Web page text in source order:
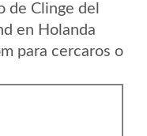
de Clinge del
en Holanda
para cercaros o